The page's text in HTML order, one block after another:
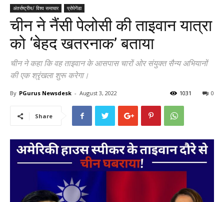
अंतर्राष्ट्रीय/ विश्व समाचार प्रोपेगेंडा
चीन ने नैंसी पेलोसी की ताइवान यात्रा
को ‘बेहद खतरनाक’ बताया
चीन ने कहा कि वह ताइवान के आसपास चारों ओर संयुक्त सैन्य अभियानों
की एक श्रृंखला शुरू करेगा।
By PGurus Newsdesk - August 3, 2022 0
1031
Share